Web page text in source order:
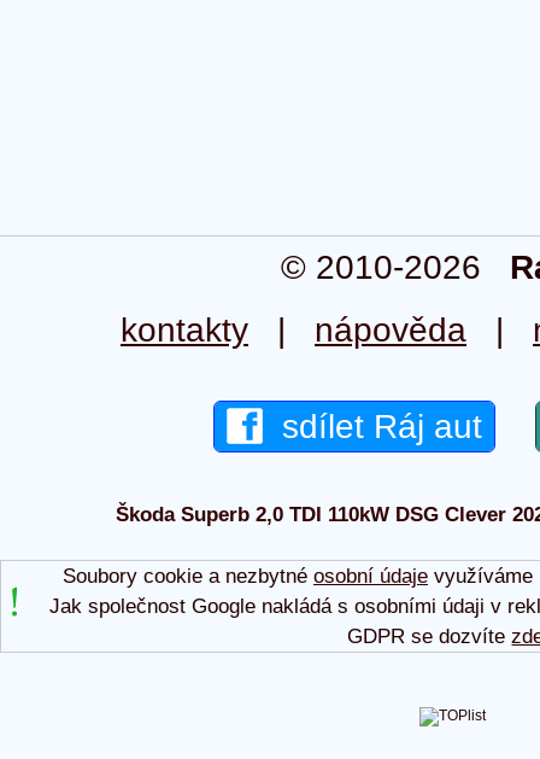
© 2010-2026
kontakty | nápověda |
sdílet Ráj aut
Škoda Superb 2,0 TDI 110kW DSG Clever
Soubory cookie a nezbytné osobní údajevyužíváme
Jak společnost Google nakládá s osobními údaji v
GDPR se dozvíte